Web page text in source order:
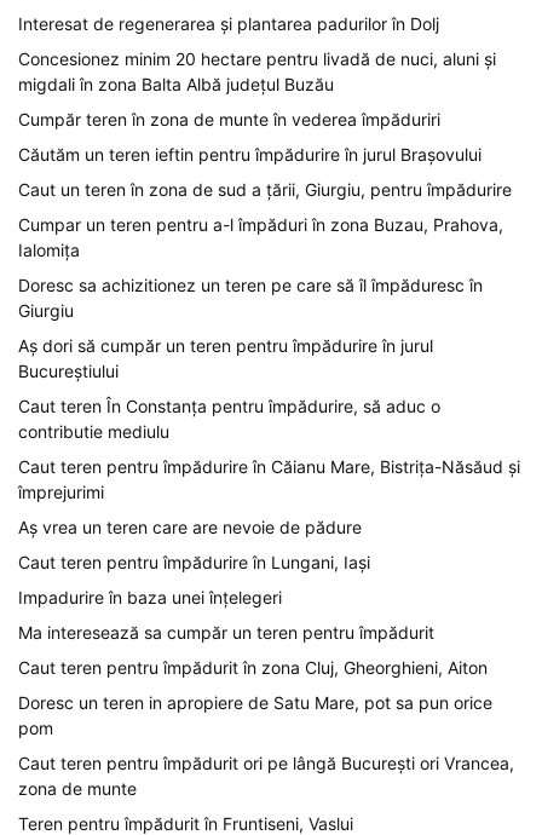
Interesat de regenerarea și plantarea padurilor în Dolj
Concesionez minim 20 hectare pentru livadă de nuci, aluni și
migdali în zona Balta Albă județul Buzău
Cumpăr teren în zona de munte în vederea împăduriri
Căutăm un teren ieftin pentru împădurire în jurul Brașovului
Caut un teren în zona de sud a țării, Giurgiu, pentru împădurire
Cumpar un teren pentru a-l împăduri în zona Buzau, Prahova,
Ialomița
Doresc sa achizitionez un teren pe care să îl împăduresc în
Giurgiu
Aș dori să cumpăr un teren pentru împădurire în jurul
Bucureștiului
Caut teren În Constanța pentru împădurire, să aduc o
contributie mediulu
Caut teren pentru împădurire în Căianu Mare, Bistrița-Năsăud și
împrejurimi
Aș vrea un teren care are nevoie de pădure
Caut teren pentru împădurire în Lungani, Iași
Impadurire în baza unei înțelegeri
Ma interesează sa cumpăr un teren pentru împădurit
Caut teren pentru împădurit în zona Cluj, Gheorghieni, Aiton
Doresc un teren in apropiere de Satu Mare, pot sa pun orice
pom
Caut teren pentru împădurit ori pe lângă București ori Vrancea,
zona de munte
Teren pentru împădurit în Fruntiseni, Vaslui